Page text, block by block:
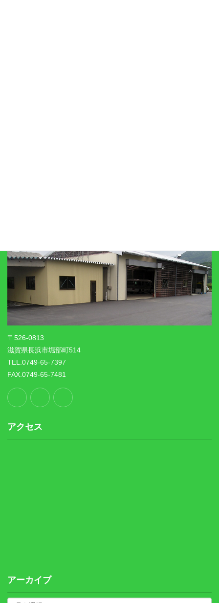
〒526-0813
滋賀県長浜市堀部町514
TEL.0749-65-7397
FAX.0749-65-7481
アクセス
アーカイブ